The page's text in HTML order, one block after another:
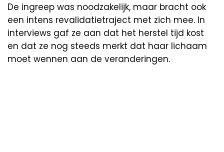
De ingreep was noodzakelijk, maar bracht ook
een intens revalidatietraject met zich mee. In
interviews gaf ze aan dat het herstel tijd kost
en dat ze nog steeds merkt dat haar lichaam
moet wennen aan de veranderingen.